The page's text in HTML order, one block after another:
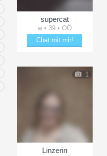
supercat
w • 39 • OÖ
Chat mit mir!
1
Linzerin